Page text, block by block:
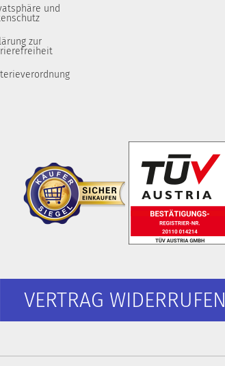
und
zur
VERTRAG WIDERRUFEN